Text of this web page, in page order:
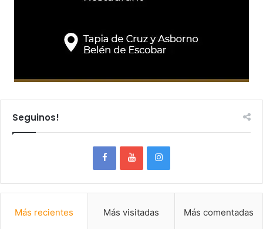
Seguinos!
Más recientes Más visitadas Más comentadas